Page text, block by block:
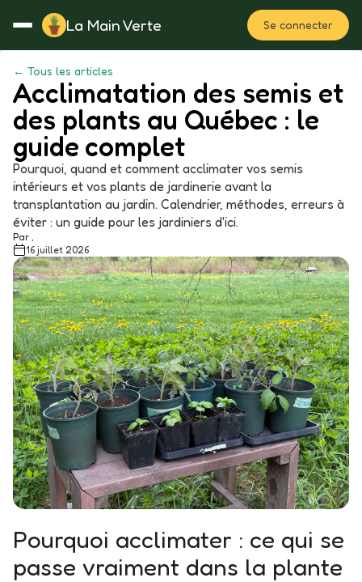
La Main Verte Se connecter
Rotation Notes Fertilisation Plan
← Tous les articles
Acclimatation des semis et
des plants au Québec : le
guide complet
Pourquoi, quand et comment acclimater vos semis
intérieurs et vos plants de jardinerie avant la
transplantation au jardin. Calendrier, méthodes, erreurs à
éviter : un guide pour les jardiniers d'ici.
Par ,
16 juillet 2026
Pourquoi acclimater : ce qui se
passe vraiment dans la plante